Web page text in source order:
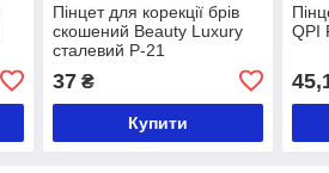
Пінцет для корекції брів
скошений Beauty Luxury
сталевий Р-21
37₴
Купити
QPI